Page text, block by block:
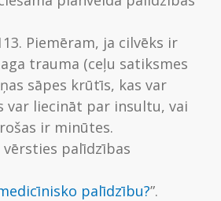
Piemēram, ja cilvēks ir
trauma (ceļu satiksmes
sāpes krūtīs, kas var
var liecināt par insultu, vai
ir minūtes.
palīdzības
palīdzību?”.